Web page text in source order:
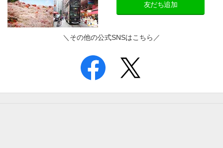
友だち追加
＼その他の公式SNSはこちら／